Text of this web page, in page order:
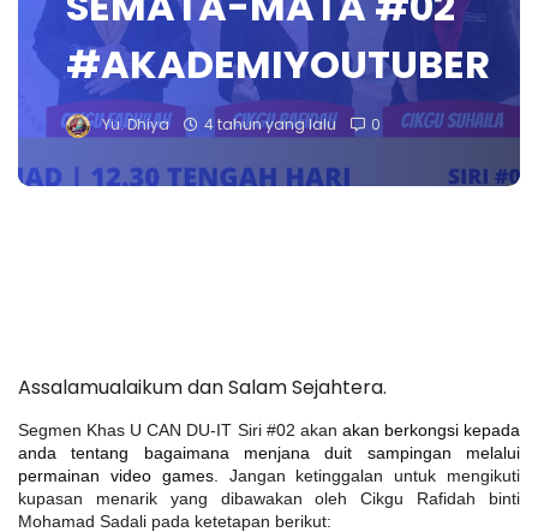
#AKADEMIYOUTUBER
Yu. Dhiya 4 tahun yang lalu 0
Assalamualaikum dan Salam Sejahtera.
Segmen Khas U CAN DU-IT Siri #02 akan akan berkongsi kepada
anda tentang bagaimana menjana duit sampingan melalui
permainan video games. Jangan ketinggalan untuk mengikuti
kupasan menarik yang dibawakan oleh Cikgu Rafidah binti
Mohamad Sadali pada ketetapan berikut: